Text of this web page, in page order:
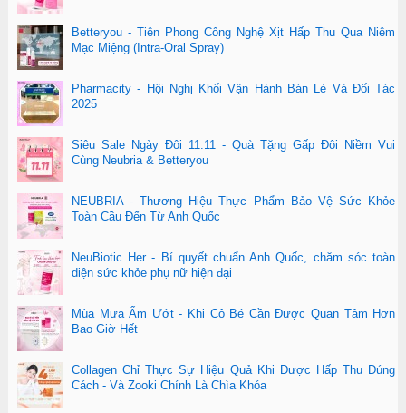
Betteryou - Tiên Phong Công Nghệ Xịt Hấp Thu Qua Niêm
Mạc Miệng (Intra-Oral Spray)
Pharmacity - Hội Nghị Khối Vận Hành Bán Lẻ Và Đối Tác
2025
Siêu Sale Ngày Đôi 11.11 - Quà Tặng Gấp Đôi Niềm Vui
Cùng Neubria & Betteryou
NEUBRIA - Thương Hiệu Thực Phẩm Bảo Vệ Sức Khỏe
Toàn Cầu Đến Từ Anh Quốc
NeuBiotic Her - Bí quyết chuẩn Anh Quốc, chăm sóc toàn
diện sức khỏe phụ nữ hiện đại
Mùa Mưa Ẩm Ướt - Khi Cô Bé Cần Được Quan Tâm Hơn
Bao Giờ Hết
Collagen Chỉ Thực Sự Hiệu Quả Khi Được Hấp Thu Đúng
Cách - Và Zooki Chính Là Chìa Khóa